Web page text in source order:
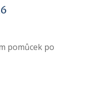
pomůcek po